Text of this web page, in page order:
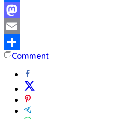
Facebook
Mastodon
Email
Share
Comment